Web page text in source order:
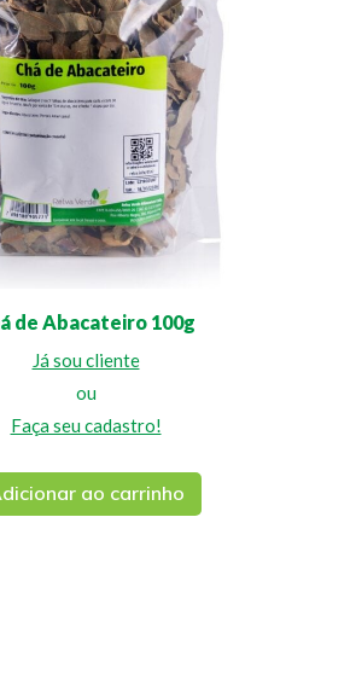
de Abacateiro 100g
Já sou cliente
ou
Faça seu cadastro!
ao carrinho